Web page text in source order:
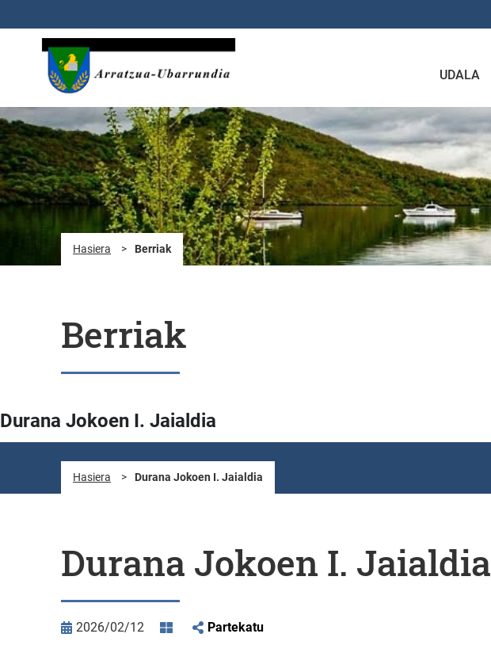
UDALA
Hasiera > Berriak
Berriak
Durana Jokoen I. Jaialdia
Hasiera > Durana Jokoen I. Jaialdia
Durana Jokoen I. Jaialdia
2026/02/12 Partekatu